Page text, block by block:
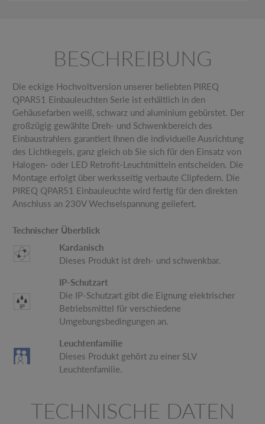
BESCHREIBUNG
Die eckige Hochvoltversion unserer beliebten PIREQ
QPAR51 Einbauleuchten Serie ist erhältlich in den
Gehäusefarben weiß, schwarz und aluminium gebürstet. Der
großzügig gewählte Dreh- und Schwenkbereich des
Einbaustrahlers garantiert Ihnen die individuelle Ausrichtung
des Lichtkegels, ganz gleich ob Sie sich für den Einsatz von
Halogen- oder LED Retrofit-Leuchtmitteln entscheiden. Die
Montage erfolgt über werksseitig verbaute Clipfedern. Die
PIREQ QPAR51 Einbauleuchte wird fertig für den direkten
Anschluss an 230V Wechselspannung geliefert.
Technischer Überblick
Kardanisch
Dieses Produkt ist dreh- und schwenkbar.
IP-Schutzart
Die IP-Schutzart gibt die Eignung elektrischer
Betriebsmittel für verschiedene
Umgebungsbedingungen an.
Leuchtenfamilie
Dieses Produkt gehört zu einer SLV
Leuchtenfamilie.
TECHNISCHE DATEN